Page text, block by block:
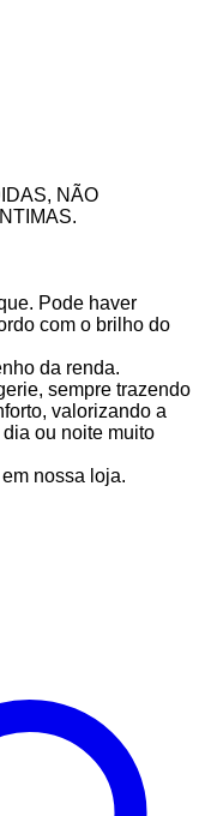
NÃO
Pode haver
com o brilho do
da renda.
sempre trazendo
valorizando a
ou noite muito
nossa loja.